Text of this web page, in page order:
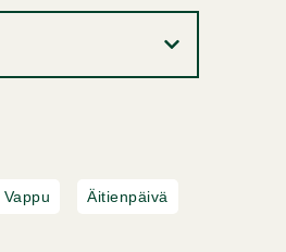
Vappu Äitienpäivä